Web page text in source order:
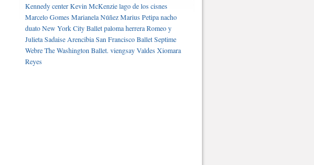
Kennedy centerKevin McKenzielago de los cisnes
Marcelo GomesMarianela NúñezMarius Petipanacho
duatoNew York City Balletpaloma herreraRomeo y
JulietaSadaise ArencibiaSan Francisco BalletSeptime
WebreThe Washington Ballet. viengsay ValdesXiomara
Reyes